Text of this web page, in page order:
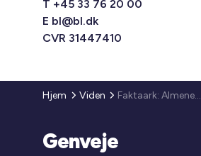
T +45 33 76 20 00
E bl@bl.dk
CVR 31447410
Hjem Viden Faktaark: Almene huslejer i hovedstaden er til at betale og er steget langsommere end inflationen
Genveje